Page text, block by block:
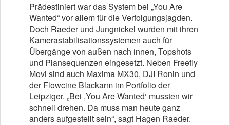
Prädestiniert war das System bei „You Are
Wanted“ vor allem für die Verfolgungsjagden.
Doch Raeder und Jungnickel wurden mit ihren
Kamerastabilisationssystemen auch für
Übergänge von außen nach innen, Topshots
und Plansequenzen eingesetzt. Neben Freefly
Movi sind auch Maxima MX30, DJI Ronin und
der Flowcine Blackarm im Portfolio der
Leipziger. „Bei ,You Are Wanted‘ mussten wir
schnell drehen. Da muss man heute ganz
anders aufgestellt sein“, sagt Hagen Raeder.